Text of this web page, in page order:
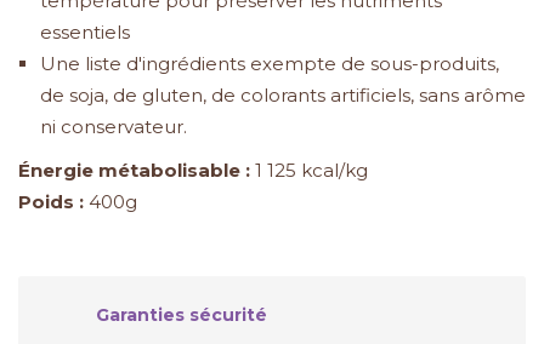
essentiels
Une liste d'ingrédients exempte de sous-produits,
de soja, de gluten, de colorants artificiels, sans arôme
ni conservateur.
Énergie métabolisable : 1 125 kcal/kg
Poids : 400g
Garanties sécurité